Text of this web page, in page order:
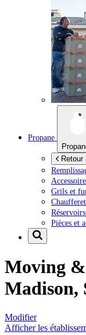
Propane
Retour
Grils et
Pièces et
Moving
Madison,
Modifier
Afficher les